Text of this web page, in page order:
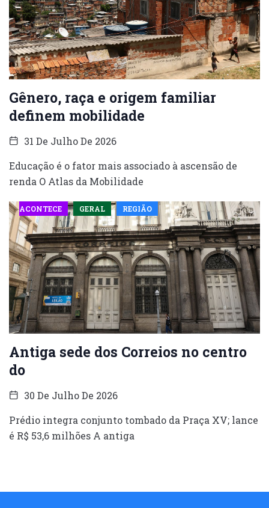
Gênero, raça e origem familiar
definem mobilidade
31 De Julho De 2026
Educação é o fator mais associado à ascensão de
renda O Atlas da Mobilidade
ACONTECE GERAL REGIÃO
Antiga sede dos Correios no centro
do
30 De Julho De 2026
Prédio integra conjunto tombado da Praça XV; lance
é R$ 53,6 milhões A antiga